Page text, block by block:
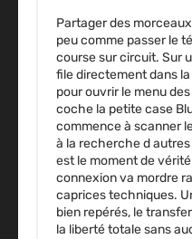
Partager des
peu comme passer le
course sur circuit. Sur
file directement dans
pour ouvrir le menu
coche la petite case
commence à scanner
à la recherche d
est le moment de
connexion va mordre
caprices techniques.
bien repérés, le
la liberté totale sans